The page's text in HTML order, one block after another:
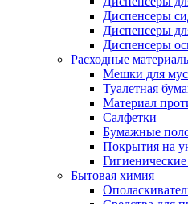
Диспенсеры
Диспенсеры
Диспенсеры
Расходные
Мешки для
Туалетная
Материал
Салфетки
Бумажные
Покрытия на
Бытовая химия